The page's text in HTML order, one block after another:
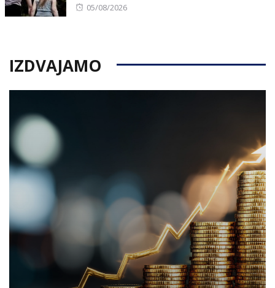
Posted
05/08/2026
IZDVAJAMO